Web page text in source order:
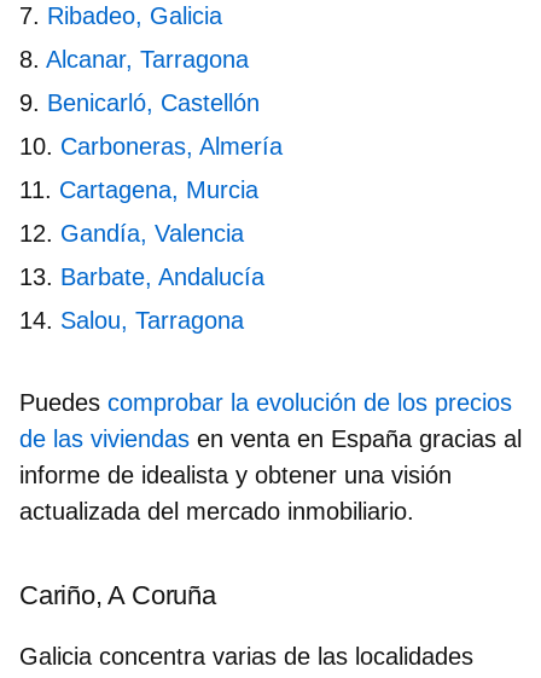
Ribadeo, Galicia
Alcanar, Tarragona
Benicarló, Castellón
Carboneras, Almería
Cartagena, Murcia
Gandía, Valencia
Barbate, Andalucía
Salou, Tarragona
Puedes comprobar la evolución de los precios
de las viviendas en venta en España gracias al
informe de idealista y obtener una visión
actualizada del mercado inmobiliario.
Cariño, A Coruña
Galicia concentra varias de las localidades